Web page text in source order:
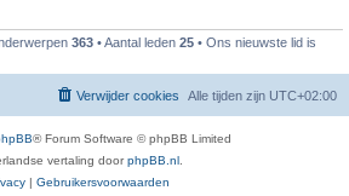
363 • Aantal leden 25 • Ons nieuwste lid is
Alle tijden zijn UTC+02:00
Verwijder cookies
® Forum Software © phpBB Limited
vertaling doorphpBB.nl
| Gebruikersvoorwaarden